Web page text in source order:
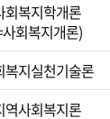
회복지학개론
사회복지개론)
복지실천기술론
역사회복지론